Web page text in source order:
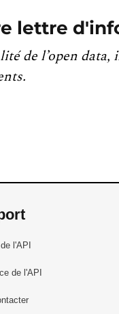
lettre
de l’open
l'API
de l'API